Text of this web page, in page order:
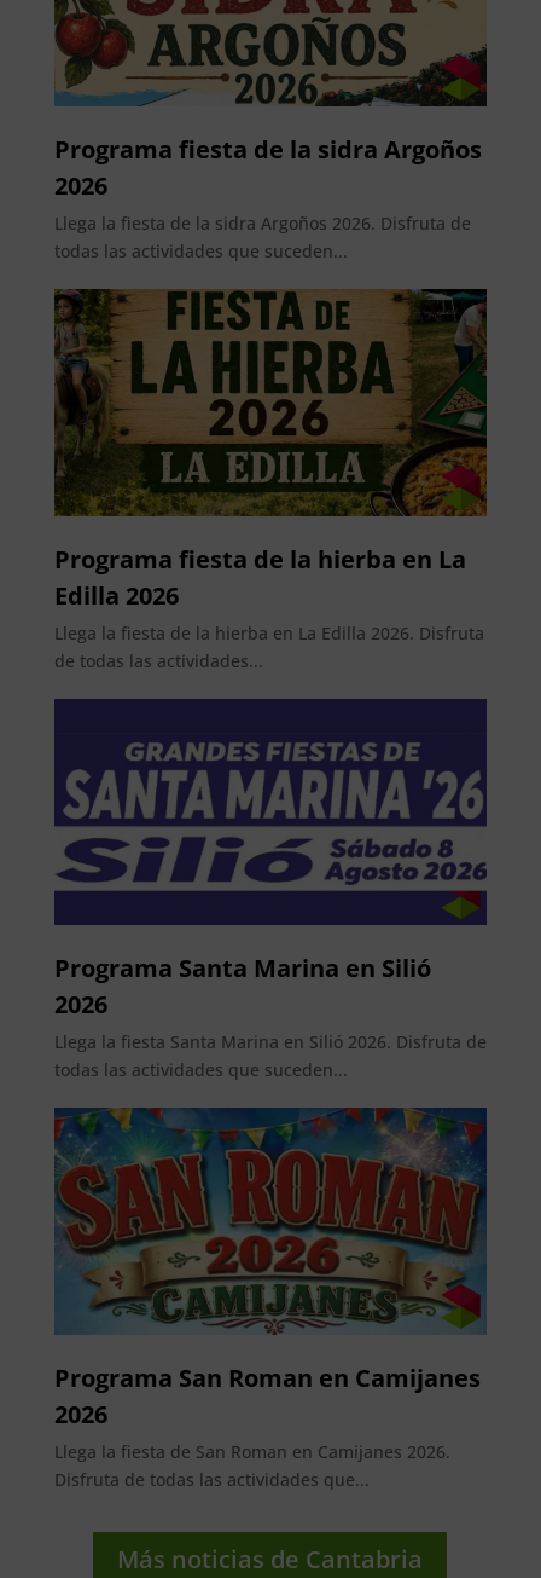
Programa fiesta de la sidra Argoños
2026
Llega la fiesta de la sidra Argoños 2026. Disfruta de
todas las actividades que suceden...
Programa fiesta de la hierba en La
Edilla 2026
Llega la fiesta de la hierba en La Edilla 2026. Disfruta
de todas las actividades...
Programa Santa Marina en Silió
2026
Llega la fiesta Santa Marina en Silió 2026. Disfruta de
todas las actividades que suceden...
Programa San Roman en Camijanes
2026
Llega la fiesta de San Roman en Camijanes 2026.
Disfruta de todas las actividades que...
Más noticias de Cantabria